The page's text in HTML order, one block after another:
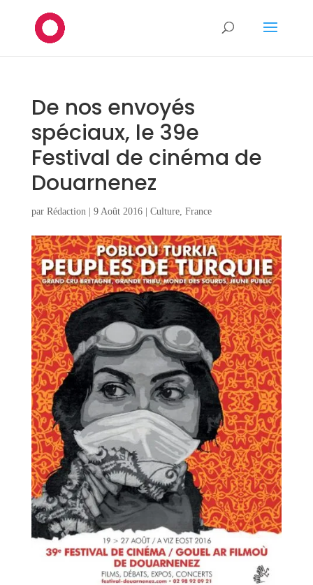
De nos envoyés
spéciaux, le 39e
Festival de cinéma de
Douarnenez
par Rédaction| 9 Août 2016| Culture, France